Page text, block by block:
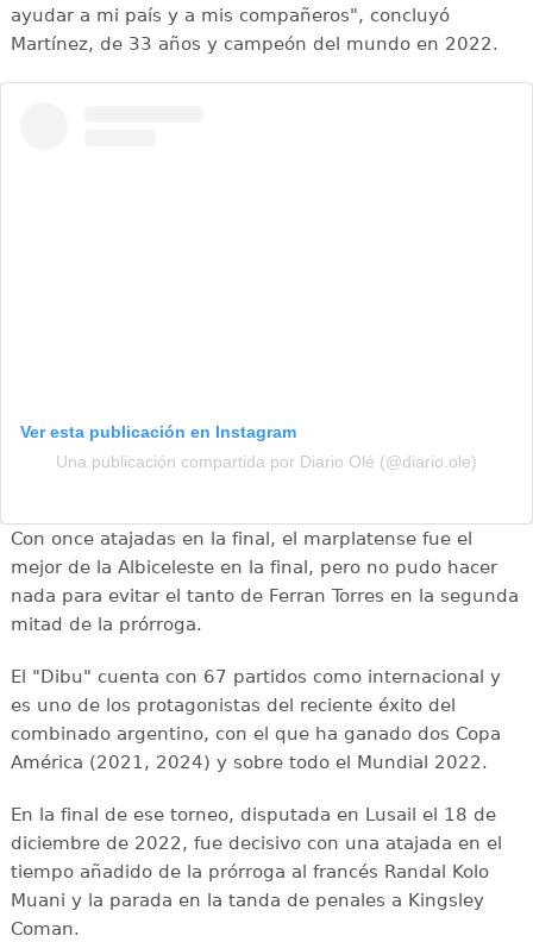
ayudar a mi país y a mis compañeros", concluyó
Martínez, de 33 años y campeón del mundo en 2022.
Ver esta publicación en Instagram
Una publicación compartida por Diario Olé (@diario.ole)
Con once atajadas en la final, el marplatense fue el
mejor de la Albiceleste en la final, pero no pudo hacer
nada para evitar el tanto de Ferran Torres en la segunda
mitad de la prórroga.
El "Dibu" cuenta con 67 partidos como internacional y
es uno de los protagonistas del reciente éxito del
combinado argentino, con el que ha ganado dos Copa
América (2021, 2024) y sobre todo el Mundial 2022.
En la final de ese torneo, disputada en Lusail el 18 de
diciembre de 2022, fue decisivo con una atajada en el
tiempo añadido de la prórroga al francés Randal Kolo
Muani y la parada en la tanda de penales a Kingsley
Coman.